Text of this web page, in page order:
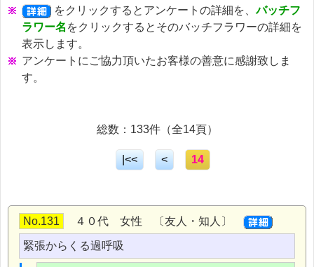
をクリックするとアンケートの詳細を、バッチフ
ラワー名 をクリックするとそのバッチフラワーの詳細を
表示します。
アンケートにご協力頂いたお客様の善意に感謝致しま
す。
総数：133件（全14頁）
|<< < 14
No.131 ４０代 女性 〔友人・知人〕
緊張からくる過呼吸